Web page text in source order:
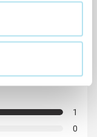
1
0